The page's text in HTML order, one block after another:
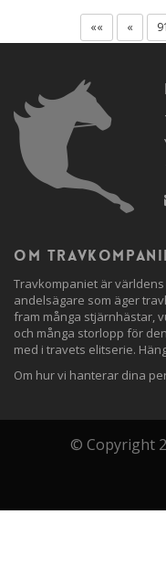
«« « 91
Om
Travkompaniet är
andelsägare som äger
fram många stjärnhästar,
och många storlopp för
med i travets elitserie.
Om hur vi hanterar dina
© Copyright